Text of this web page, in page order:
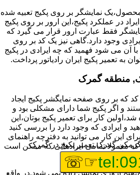
محصول،یک نمایشگر بر روی پکیج تعبیه شده
در عملکرد پکیج،این ارور بر روی پکیج
فقط عبارت ارور قرار می گیرد که
وجود دارد.گاهی نیز یک کد بر روی
آن می شود فهمید که چه ایرادی در پکیج
به تعمیر پکیج ایران رادیاتور پرداخت.
منطقه گمرک
کد که بر روی صفحه نمایگشر پکیج ایجاد
و اگر پکیج شما دارای مشکلی بود و
کار برای تعمیر پکیج بوتان،این
و ایرادی که وجود دارد را بررسی کنید
این کار می توانید به دفترچه راهنمای
معمولا تمامی ایرادهایی که ممکن است
قرار گرفته است.
اروری نمایش داده نمی شود.در واقع
گمرک,تعمیر پکیج در گمرک
☞☏